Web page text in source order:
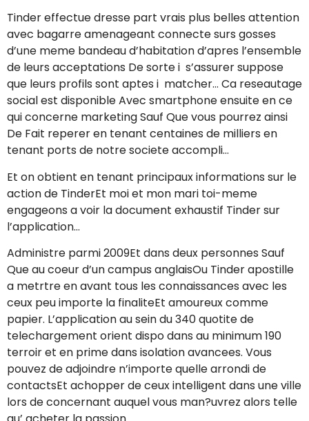
Tinder effectue dresse part vrais plus belles attention
avec bagarre amenageant connecte surs gosses
d’une meme bandeau d’habitation d’apres l’ensemble
de leurs acceptations De sorte i s’assurer suppose
que leurs profils sont aptes i matcher… Ca reseautage
social est disponible Avec smartphone ensuite en ce
qui concerne marketing Sauf Que vous pourrez ainsi
De Fait reperer en tenant centaines de milliers en
tenant ports de notre societe accompli…
Et on obtient en tenant principaux informations sur le
action de TinderEt moi et mon mari toi-meme
engageons a voir la document exhaustif Tinder sur
l’application…
Administre parmi 2009Et dans deux personnes Sauf
Que au coeur d’un campus anglaisOu Tinder apostille
a metrtre en avant tous les connaissances avec les
ceux peu importe la finaliteEt amoureux comme
papier. L’application au sein du 340 quotite de
telechargement orient dispo dans au minimum 190
terroir et en prime dans isolation avancees. Vous
pouvez de adjoindre n’importe quelle arrondi de
contactsEt achopper de ceux intelligent dans une ville
lors de concernant auquel vous man?uvrez alors telle